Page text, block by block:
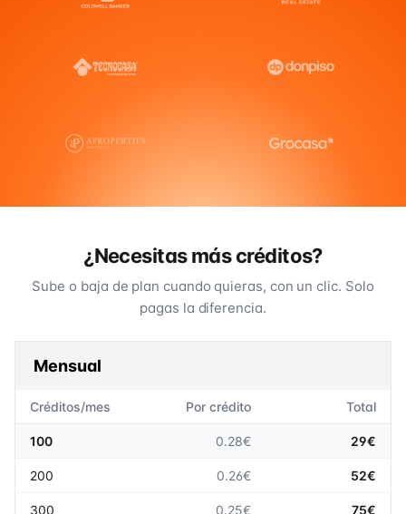
¿Necesitas más créditos?
Sube o baja de plan cuando quieras, con un clic. Solo
pagas la diferencia.
Mensual
Créditos/mes Por crédito Total
100 0.28€ 29€
200 0.26€ 52€
300 0.25€ 75€